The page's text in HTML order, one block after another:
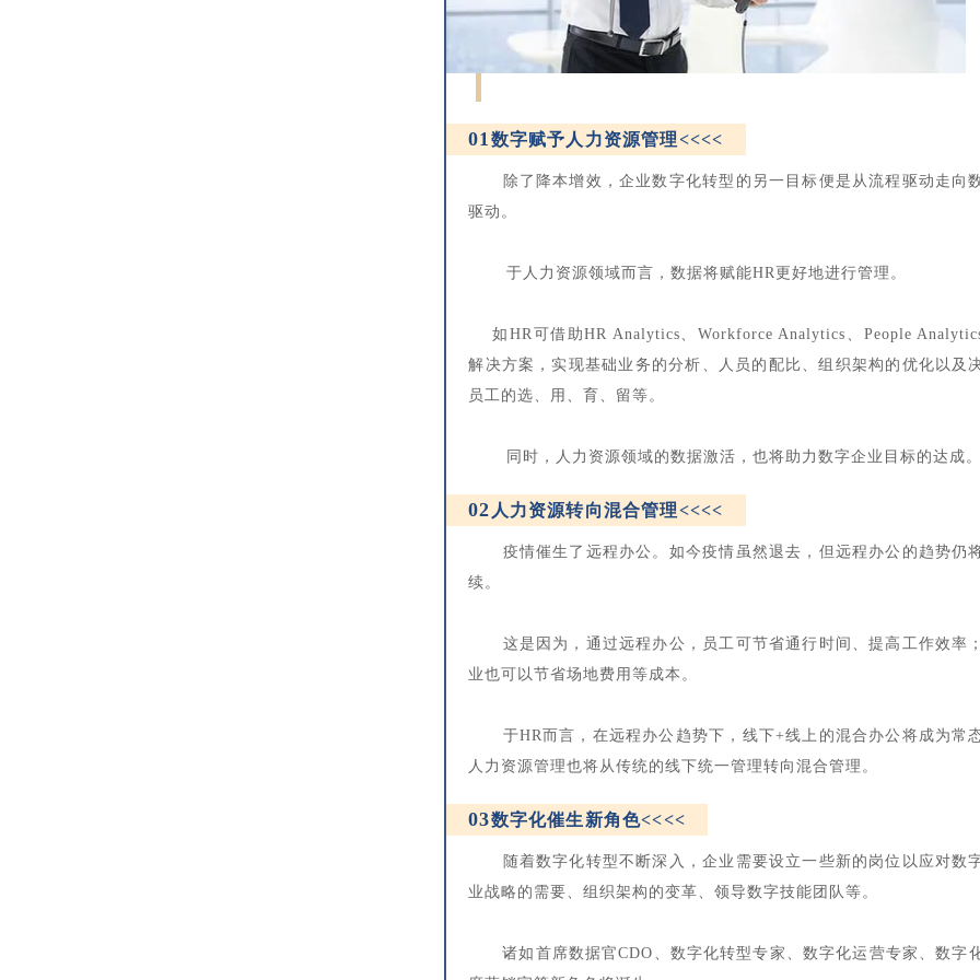
01 数字赋予人力资源管理<<<<
除了降本增效，企业数字化转型的另一目标便是从流程驱动走向
驱动。
于人力资源领域而言，数据将赋能HR更好地进行管理。
如HR可借助HR Analytics、Workforce Analytics、People
解决方案，实现基础业务的分析、人员的配比、组织架构的优化以及
员工的选、用、育、留等。
同时，人力资源领域的数据激活，也将助力数字企业目标的达成。
02 人力资源转向混合管理<<<<
疫情催生了远程办公。如今疫情虽然退去，但远程办公的趋势仍
续。
这是因为，通过远程办公，员工可节省通行时间、提高工作效率
业也可以节省场地费用等成本。
于HR而言，在远程办公趋势下，线下+线上的混合办公将成为常态
人力资源管理也将从传统的线下统一管理转向混合管理。
03数字化催生新角色<<<<
随着数字化转型不断深入，企业需要设立一些新的岗位以应对数
业战略的需要、组织架构的变革、领导数字技能团队等。
诸如首席数据官CDO、数字化转型专家、数字化运营专家、数字